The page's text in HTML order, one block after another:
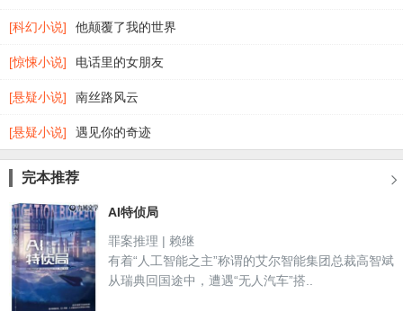
[科幻小说] 他颠覆了我的世界
[惊悚小说] 电话里的女朋友
[悬疑小说] 南丝路风云
[悬疑小说] 遇见你的奇迹
完本推荐 
AI特侦局
罪案推理 | 赖继
有着“人工智能之主”称谓的艾尔智能集团总裁高智斌
从瑞典回国途中，遭遇“无人汽车”搭..